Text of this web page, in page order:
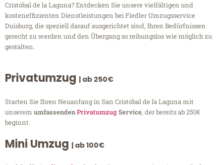
Cristóbal de la Laguna? Entdecken Sie unsere vielfältigen und
kosteneffizienten Dienstleistungen bei Fiedler Umzugsservice
Duisburg, die speziell darauf ausgerichtet sind, Ihren Bedürfnissen
gerecht zu werden und den Übergang so reibungslos wie möglich zu
gestalten.
Privatumzug | ab 250€
Starten Sie Ihren Neuanfang in San Cristóbal de la Laguna mit
unserem umfassendenPrivatumzugService, der bereits ab 250€
beginnt.
Mini Umzug | ab 100€